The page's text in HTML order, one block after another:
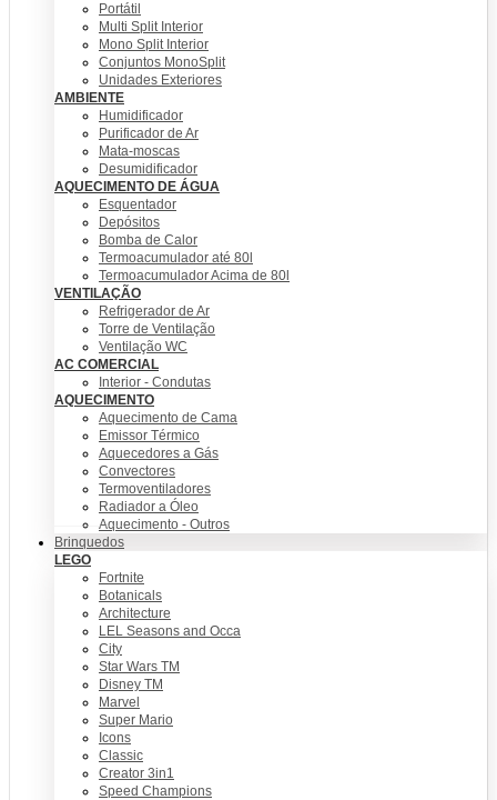
Portátil
Multi Split Interior
Mono Split Interior
Conjuntos MonoSplit
Unidades Exteriores
AMBIENTE
Humidificador
Purificador de Ar
Mata-moscas
Desumidificador
AQUECIMENTO DE ÁGUA
Esquentador
Depósitos
Bomba de Calor
Termoacumulador até 80l
Termoacumulador Acima de 80l
VENTILAÇÃO
Refrigerador de Ar
Torre de Ventilação
Ventilação WC
AC COMERCIAL
Interior - Condutas
AQUECIMENTO
Aquecimento de Cama
Emissor Térmico
Aquecedores a Gás
Convectores
Termoventiladores
Radiador a Óleo
Aquecimento - Outros
Brinquedos
LEGO
Fortnite
Botanicals
Architecture
LEL Seasons and Occa
City
Star Wars TM
Disney TM
Marvel
Super Mario
Icons
Classic
Creator 3in1
Speed Champions